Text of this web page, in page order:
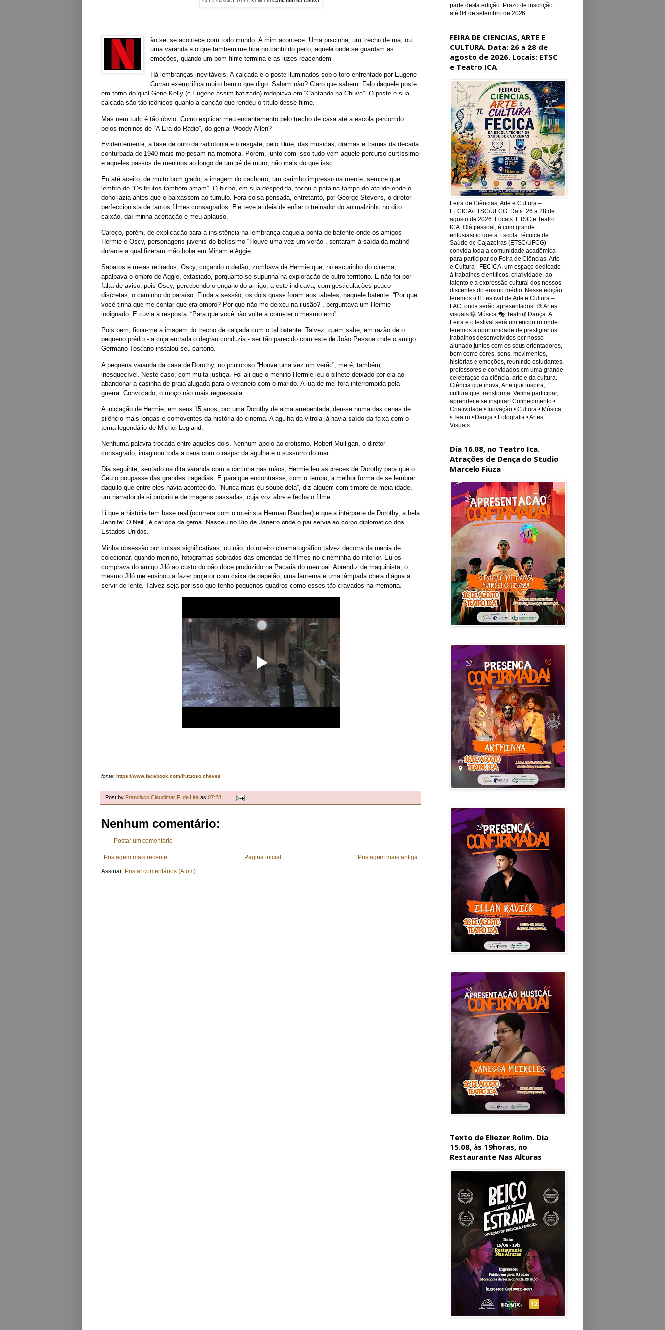
ão sei se acontece com todo mundo. A mim acontece. Uma pracinha, um trecho de rua, ou
uma varanda é o que também me fica no canto do peito, aquele onde se guardam as
emoções, quando um bom filme termina e as luzes reacendem.
Há lembranças inevitáveis. A calçada e o poste iluminados sob o toró enfrentado por Eugene
Curran exemplifica muito bem o que digo. Sabem não? Claro que sabem. Falo daquele poste
em torno do qual Gene Kelly (o Eugene assim batizado) rodopiava em “Cantando na Chuva”. O poste e sua
calçada são tão icônicos quanto a canção que rendeu o título desse filme.
Mas nem tudo é tão óbvio. Como explicar meu encantamento pelo trecho de casa até a escola percorrido
pelos meninos de “A Era do Rádio”, do genial Woody Allen?
Evidentemente, a fase de ouro da radiofonia e o resgate, pelo filme, das músicas, dramas e tramas da década
conturbada de 1940 mais me pesam na memória. Porém, junto com isso tudo vem aquele percurso curtíssimo
e aqueles passos de meninos ao longo de um pé de muro, não mais do que isso.
Eu até aceito, de muito bom grado, a imagem do cachorro, um carimbo impresso na mente, sempre que
lembro de “Os brutos também amam”. O bicho, em sua despedida, tocou a pata na tampa do ataúde onde o
dono jazia antes que o baixassem ao túmulo. Fora coisa pensada, entretanto, por George Stevens, o diretor
perfeccionista de tantos filmes consagrados. Ele teve a ideia de enfiar o treinador do animalzinho no dito
caixão, daí minha aceitação e meu aplauso.
Careço, porém, de explicação para a insistência na lembrança daquela ponta de batente onde os amigos
Hermie e Oscy, personagens juvenis do belíssimo “Houve uma vez um verão”, sentaram à saída da matinê
durante a qual fizeram mão boba em Miriam e Aggie.
Sapatos e meias retirados, Oscy, coçando o dedão, zombava de Hermie que, no escurinho do cinema,
apalpava o ombro de Aggie, extasiado, porquanto se supunha na exploração de outro território. E não foi por
falta de aviso, pois Oscy, percebendo o engano do amigo, a este indicava, com gesticulações pouco
discretas, o caminho do paraíso. Finda a sessão, os dois quase foram aos tabefes, naquele batente: “Por que
você tinha que me contar que era ombro? Por que não me deixou na ilusão?”, perguntava um Hermie
indignado. E ouvia a resposta: “Para que você não volte a cometer o mesmo erro”.
Pois bem, ficou-me a imagem do trecho de calçada com o tal batente. Talvez, quem sabe, em razão de o
pequeno prédio - a cuja entrada o degrau conduzia - ser tão parecido com este de João Pessoa onde o amigo
Germano Toscano instalou seu cartório.
A pequena varanda da casa de Dorothy, no primoroso “Houve uma vez um verão”, me é, também,
inesquecível. Neste caso, com muita justiça. Foi ali que o menino Hermie leu o bilhete deixado por ela ao
abandonar a casinha de praia alugada para o veraneio com o marido. A lua de mel fora interrompida pela
guerra. Convocado, o moço não mais regressaria.
A iniciação de Hermie, em seus 15 anos, por uma Dorothy de alma arrebentada, deu-se numa das cenas de
silêncio mais longas e comoventes da história do cinema. A agulha da vitrola já havia saído da faixa com o
tema legendário de Michel Legrand.
Nenhuma palavra trocada entre aqueles dois. Nenhum apelo ao erotismo. Robert Mulligan, o diretor
consagrado, imaginou toda a cena com o raspar da agulha e o sussurro do mar.
Dia seguinte, sentado na dita varanda com a cartinha nas mãos, Hermie leu as preces de Dorothy para que o
Céu o poupasse das grandes tragédias. E para que encontrasse, com o tempo, a melhor forma de se lembrar
daquilo que entre eles havia acontecido. “Nunca mais eu soube dela”, diz alguém com timbre de meia idade,
um narrador de si próprio e de imagens passadas, cuja voz abre e fecha o filme.
Li que a história tem base real (ocorrera com o roteirista Herman Raucher) e que a intérprete de Dorothy, a bela
Jennifer O’Neill, é carioca da gema. Nasceu no Rio de Janeiro onde o pai servia ao corpo diplomático dos
Estados Unidos.
Minha obsessão por coisas significativas, ou não, do roteiro cinematográfico talvez decorra da mania de
colecionar, quando menino, fotogramas sobrados das emendas de filmes no cineminha do interior. Eu os
comprava do amigo Jiló ao custo do pão doce produzido na Padaria do meu pai. Aprendiz de maquinista, o
mesmo Jiló me ensinou a fazer projetor com caixa de papelão, uma lanterna e uma lâmpada cheia d’água a
servir de lente. Talvez seja por isso que tenho pequenos quadros como esses tão cravados na memória.
fonte: https://www.facebook.com/frutuoso.chaves
Post.by Francisco Cleudimar F. de Lira às 07:28
Nenhum comentário:
Postar um comentário
Postagem mais recente Postagem mais antiga
Página inicial
Assinar: Postar comentários (Atom)
parte desta edição. Prazo de inscrição:
até 04 de setembro de 2026.
FEIRA DE CIENCIAS, ARTE E
CULTURA. Data: 26 a 28 de
agosto de 2026. Locais: ETSC
e Teatro ICA
Feira de Ciências, Arte e Cultura –
FECICA/ETSC/UFCG. Data: 26 a 28 de
agosto de 2026. Locais: ETSC e Teatro
ICA. Olá pessoal, é com grande
entusiasmo que a Escola Técnica de
Saúde de Cajazeiras (ETSC/UFCG)
convida toda a comunidade acadêmica
para participar do Feira de Ciências, Arte
e Cultura - FECICA, um espaço dedicado
à trabalhos científicos, criatividade, ao
talento e à expressão cultural dos nossos
discentes do ensino médio. Nessa edição
teremos o II Festival de Arte e Cultura –
FAC, onde serão apresentados: 🎨 Artes
visuais 🎼 Música 🎭 Teatro💃 Dança. A
Feira e o festival será um encontro onde
teremos a oportunidade de prestigiar os
trabalhos desenvolvidos por nosso
alunado juntos com os seus orientadores,
bem como cores, sons, movimentos,
histórias e emoções, reunindo estudantes,
professores e convidados em uma grande
celebração da ciência, arte e da cultura.
Ciência que inova, Arte que inspira,
cultura que transforma. Venha participar,
aprender e se inspirar! Conhecimento •
Criatividade • Inovação • Cultura • Música
• Teatro • Dança • Fotografia • Artes
Visuais.
Dia 16.08, no Teatro Ica.
Atrações de Dença do Studio
Marcelo Fiuza
Texto de Eliezer Rolim. Dia
15.08, às 19horas, no
Restaurante Nas Alturas